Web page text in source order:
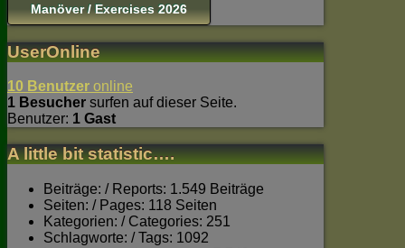
Manöver / Exercises 2026
UserOnline
10 Benutzer online
1 Besucher surfen auf dieser Seite.
Benutzer: 1 Gast
A little bit statistic….
Beiträge: / Reports: 1.549 Beiträge
Seiten: / Pages: 118 Seiten
Kategorien: / Categories: 251
Schlagworte: / Tags: 1092